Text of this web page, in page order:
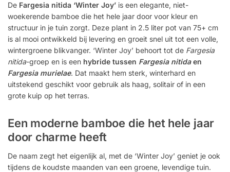
De Fargesia nitida ‘Winter Joy’ is een elegante, niet-
woekerende bamboe die het hele jaar door voor kleur en
structuur in je tuin zorgt. Deze plant in 2.5 liter pot van 75+ cm
is al mooi ontwikkeld bij levering en groeit snel uit tot een volle,
wintergroene blikvanger. ‘Winter Joy’ behoort tot de Fargesia
nitida-groep en is een hybride tussen Fargesia nitidaen
Fargesia murielae. Dat maakt hem sterk, winterhard en
uitstekend geschikt voor gebruik als haag, solitair of in een
grote kuip op het terras.
Een moderne bamboe die het hele jaar
door charme heeft
De naam zegt het eigenlijk al, met de ‘Winter Joy’ geniet je ook
tijdens de koudste maanden van een groene, levendige tuin.